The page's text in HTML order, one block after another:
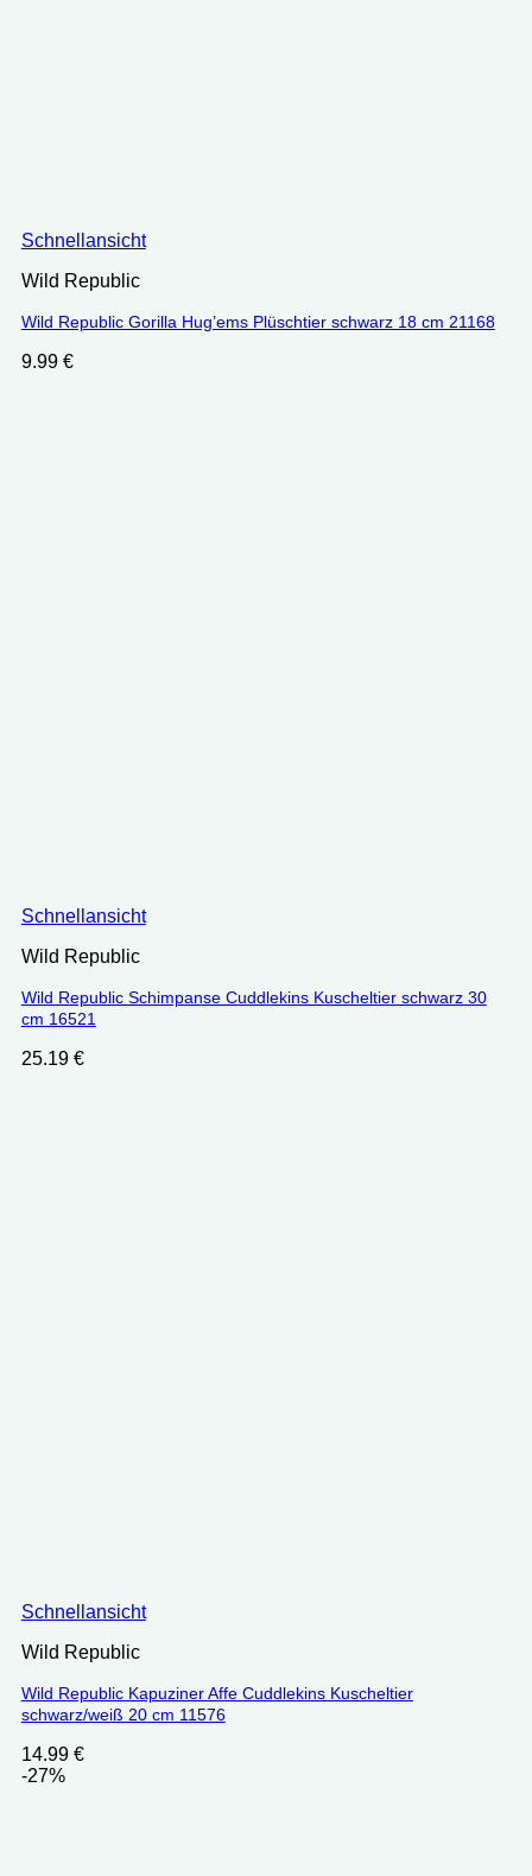
Schnellansicht
Wild Republic
Wild Republic Gorilla Hug’ems Plüschtier schwarz 18 cm 21168
9.99 €
Schnellansicht
Wild Republic
Wild Republic Schimpanse Cuddlekins Kuscheltier schwarz 30
cm 16521
25.19 €
Schnellansicht
Wild Republic
Wild Republic Kapuziner Affe Cuddlekins Kuscheltier
schwarz/weiß 20 cm 11576
14.99 €
-27%